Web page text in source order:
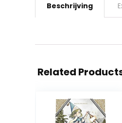
Beschrijving
Related